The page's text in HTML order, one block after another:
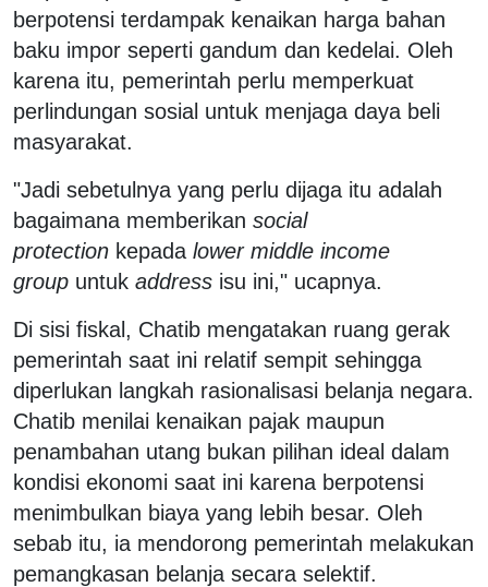
berpotensi terdampak kenaikan harga bahan
baku impor seperti gandum dan kedelai. Oleh
karena itu, pemerintah perlu memperkuat
perlindungan sosial untuk menjaga daya beli
masyarakat.
"Jadi sebetulnya yang perlu dijaga itu adalah
bagaimana memberikan social
protection kepada lower middle income
group untuk address isu ini," ucapnya.
Di sisi fiskal, Chatib mengatakan ruang gerak
pemerintah saat ini relatif sempit sehingga
diperlukan langkah rasionalisasi belanja negara.
Chatib menilai kenaikan pajak maupun
penambahan utang bukan pilihan ideal dalam
kondisi ekonomi saat ini karena berpotensi
menimbulkan biaya yang lebih besar. Oleh
sebab itu, ia mendorong pemerintah melakukan
pemangkasan belanja secara selektif.